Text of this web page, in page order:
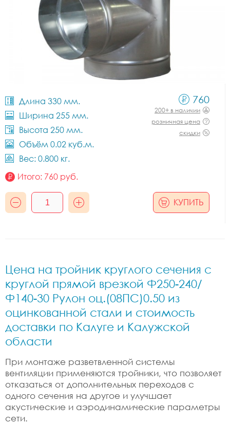
Длина 330 мм.
Ширина 255 мм.
Высота 250 мм.
Объём 0.02 куб.м.
Вес: 0.800 кг.
760
200+ в наличии
розничная цена
скидки
Итого: 760 руб.
КУПИТЬ
Цена на тройник круглого сечения с
круглой прямой врезкой Ф250-240/
Ф140-30 Рулон оц.(08ПС)0.50 из
оцинкованной стали и стоимость
доставки по Калуге и Калужской
области
При монтаже разветвленной системы
вентиляции применяются тройники, что позволяет
отказаться от дополнительных переходов с
одного сечения на другое и улучшает
акустические и аэродинамические параметры
сети.